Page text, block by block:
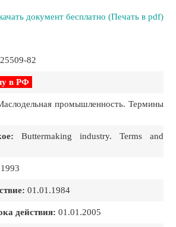
документ бесплатно (Печать в pdf)
82
в РФ
промышленность. Термины
Buttermaking industry. Terms and
01.01.1984
действия: 01.01.2005